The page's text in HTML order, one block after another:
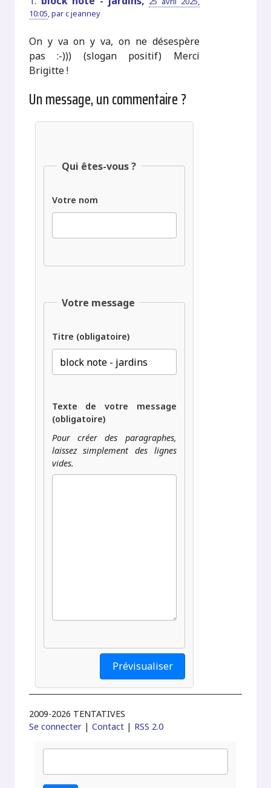
10:05,parc jeanney
On y va on y va, on ne désespère
pas :-))) (slogan positif) Merci
Brigitte !
Un message, un commentaire ?
Qui êtes-vous ?
Votre nom
Votre message
Titre (obligatoire)
Texte de votre message
(obligatoire)
Pour créer des paragraphes,
laissez simplement des lignes
vides.
2009-2026 TENTATIVES
Se connecter |Contact | RSS 2.0